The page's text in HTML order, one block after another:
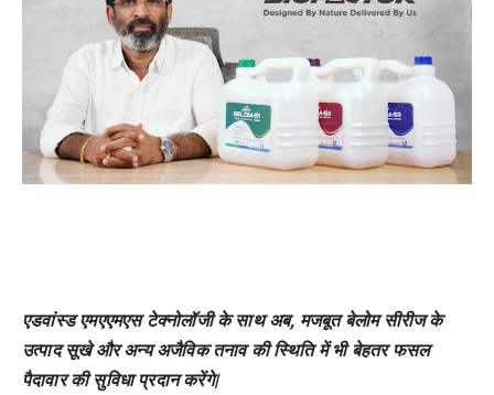
एडवांस्ड एमएएमएस टेक्नोलॉजी के साथ अब, मजबूत बेलोम सीरीज के
उत्पाद सूखे और अन्य अजैविक तनाव की स्थिति में भी बेहतर फसल
पैदावार की सुविधा प्रदान करेंगे|